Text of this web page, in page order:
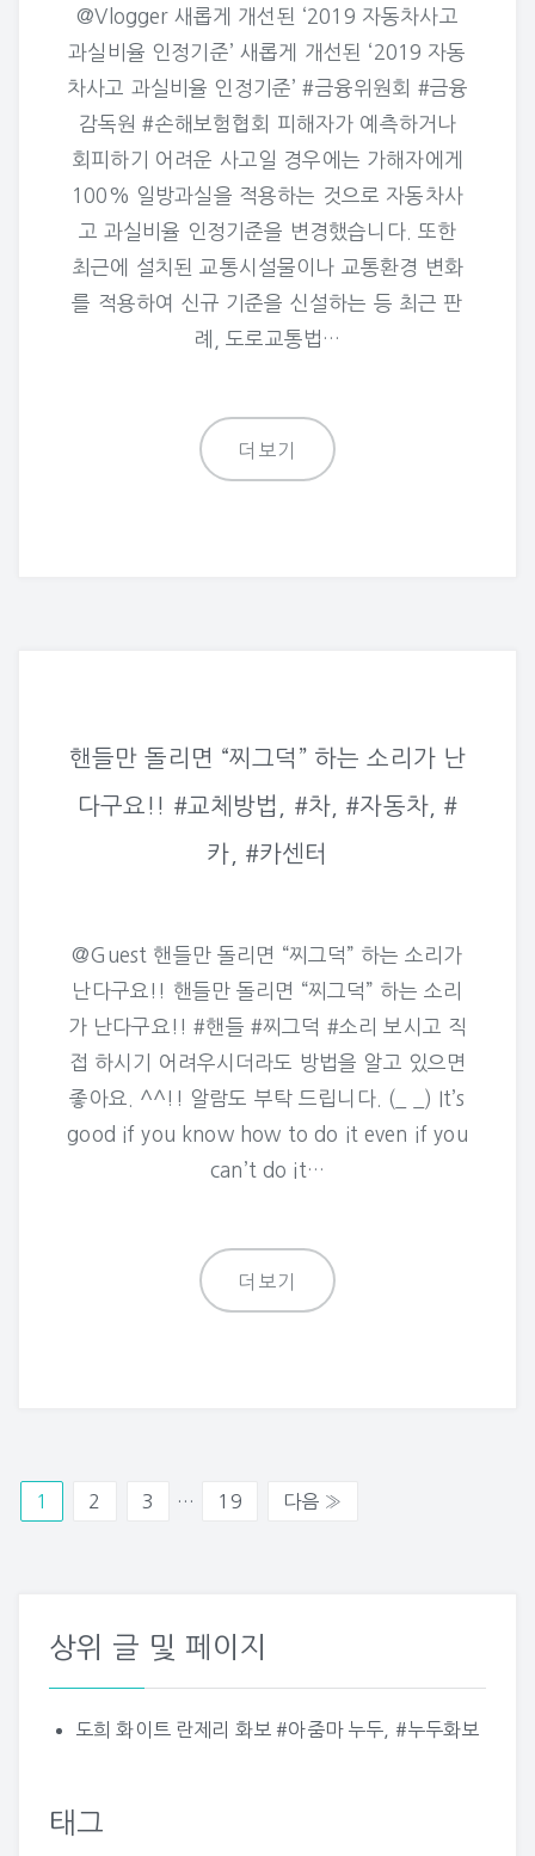
@Vlogger 새롭게 개선된 ‘2019 자동차사고
과실비율 인정기준’ 새롭게 개선된 ‘2019 자동
차사고 과실비율 인정기준’ #금융위원회 #금융
감독원 #손해보험협회 피해자가 예측하거나
회피하기 어려운 사고일 경우에는 가해자에게
100% 일방과실을 적용하는 것으로 자동차사
고 과실비율 인정기준을 변경했습니다. 또한
최근에 설치된 교통시설물이나 교통환경 변화
를 적용하여 신규 기준을 신설하는 등 최근 판
례, 도로교통법…
더보기
핸들만 돌리면 “찌그덕” 하는 소리가 난
다구요!! #교체방법, #차, #자동차, #
카, #카센터
@Guest 핸들만 돌리면 “찌그덕” 하는 소리가
난다구요!! 핸들만 돌리면 “찌그덕” 하는 소리
가 난다구요!! #핸들 #찌그덕 #소리 보시고 직
접 하시기 어려우시더라도 방법을 알고 있으면
좋아요. ^^!! 알람도 부탁 드립니다. (_ _) It’s
good if you know how to do it even if you
can’t do it…
더보기
1 2 3 … 19 다음 »
상위 글 및 페이지
도희 화이트 란제리 화보 #아줌마 누두, #누두화보
태그